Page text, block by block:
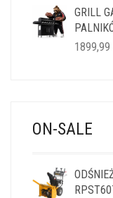
GRILL
1899,99
ON-SALE